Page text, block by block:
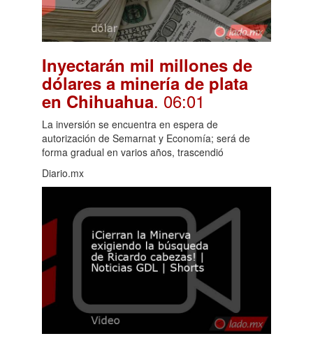
Inyectarán mil millones de
dólares a minería de plata
en Chihuahua. 06:01
La inversión se encuentra en espera de
autorización de Semarnat y Economía; será de
forma gradual en varios años, trascendió
Diario.mx